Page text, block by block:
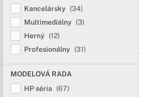
Kancelársky (34)
Multimediálny (3)
Herný (12)
Profesionálny (31)
MODELOVÁ RADA
HP séria
(67)